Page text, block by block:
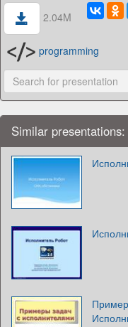
2.04M
programming
Similar presentations: